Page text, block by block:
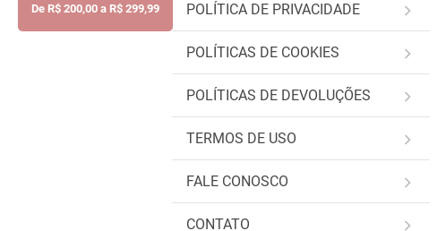
De R$ 200,00 a R$ 299,99 POLÍTICA DE PRIVACIDADE
POLÍTICAS DE COOKIES
POLÍTICAS DE DEVOLUÇÕES
TERMOS DE USO
FALE CONOSCO
CONTATO